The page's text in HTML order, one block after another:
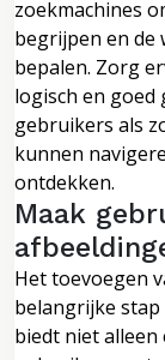
zoekmachines
begrijpen en de
bepalen. Zorg
logisch en goed
gebruikers als
kunnen
ontdekken.
Maak
Het toevoegen
belangrijke stap
biedt niet